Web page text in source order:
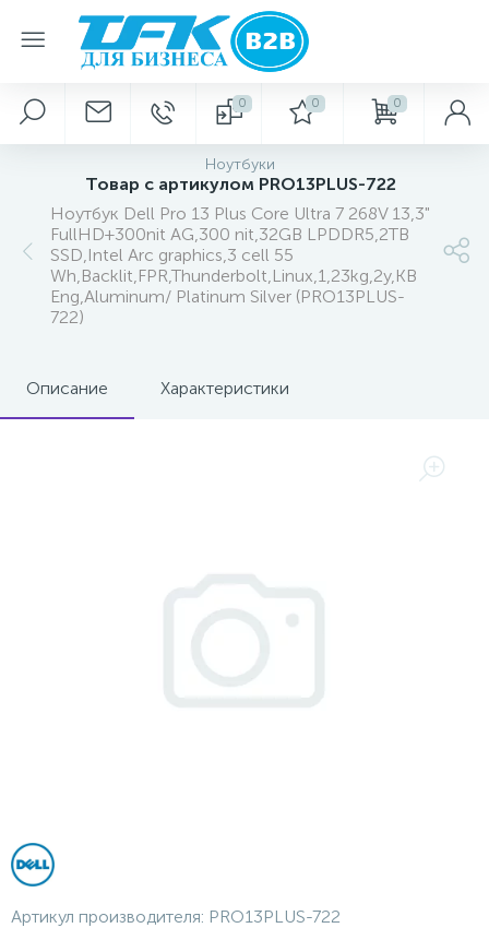
0 0 0
Ноутбуки
Товар с артикулом PRO13PLUS-722
Ноутбук Dell Pro 13 Plus Core Ultra 7 268V 13,3"
FullHD+300nit AG,300 nit,32GB LPDDR5,2TB
SSD,Intel Arc graphics,3 cell 55
Wh,Backlit,FPR,Thunderbolt,Linux,1,23kg,2y,KB
Eng,Aluminum/ Platinum Silver (PRO13PLUS-
722)
Описание Характеристики
Артикул производителя: PRO13PLUS-722